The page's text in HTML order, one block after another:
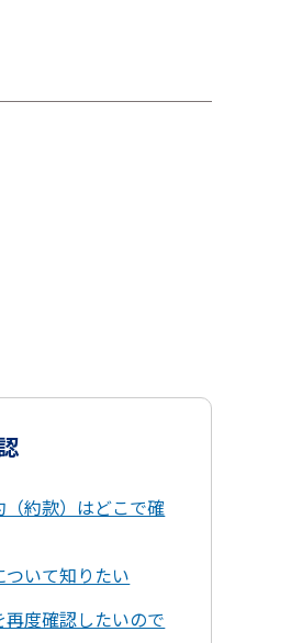
約款）はどこで確
いて知りたい
度確認したいので